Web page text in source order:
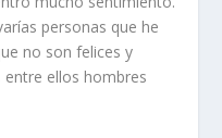
personas que he
no son felices y
ellos hombres